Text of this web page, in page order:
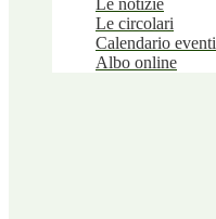
Le notizie
Le circolari
Calendario eventi
Albo online